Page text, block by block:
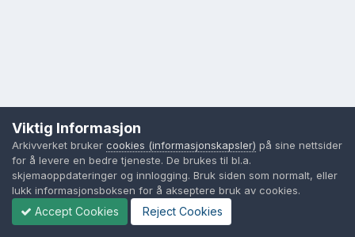
Viktig Informasjon
Arkivverket bruker cookies (informasjonskapsler) på sine nettsider
for å levere en bedre tjeneste. De brukes til bl.a.
skjemaoppdateringer og innlogging. Bruk siden som normalt, eller
lukk informasjonsboksen for å akseptere bruk av cookies.
Accept Cookies Reject Cookies